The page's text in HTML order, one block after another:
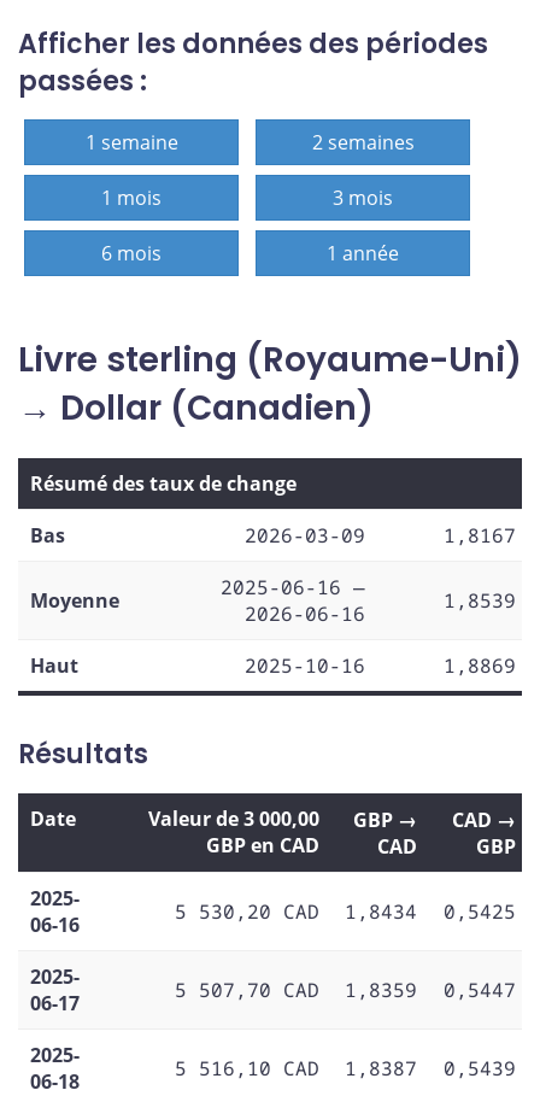
Afficher les données des périodes
passées :
1 semaine 2 semaines
1 mois 3 mois
6 mois 1 année
Livre sterling (Royaume-Uni)
→ Dollar (Canadien)
Résumé des taux de change
Bas
2026-03-09 1,8167
Moyenne
2025-06-16 —
2026-06-16
1,8539
Haut 2025-10-16 1,8869
Résultats
Date
Valeur de 3 000,00
GBP en CAD
GBP →
CAD
CAD →
GBP
2025-
06-16
5 530,20 CAD 1,8434 0,5425
2025-
06-17
5 507,70 CAD 1,8359 0,5447
2025-
06-18
5 516,10 CAD 1,8387 0,5439